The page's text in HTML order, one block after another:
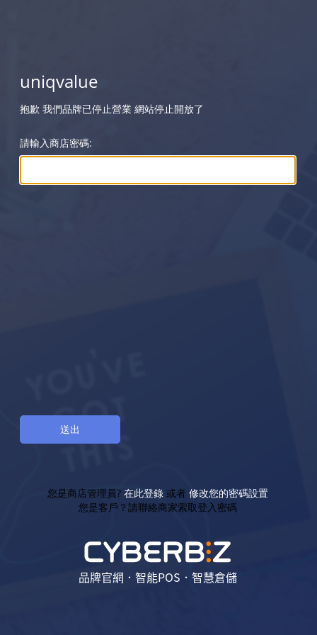
uniqvalue
抱歉 我們品牌已停止營業 網站停止開放了
請輸入商店密碼:
您是商店管理員? 在此登錄 或者 修改您的密碼設置
您是客戶？請聯絡商家索取登入密碼